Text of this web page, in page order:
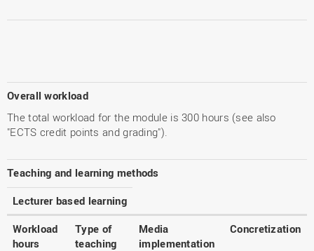
Overall workload
The total workload for the module is 300 hours (see also
"ECTS credit points and grading").
Teaching and learning methods
Lecturer based learning
Workload
hours
Type of
teaching
Media
implementation
Concretization